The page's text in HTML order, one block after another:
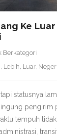
Ke
Berkategori
, Lebih, Luar, Negeri
statusnya
pengirim
tempuh